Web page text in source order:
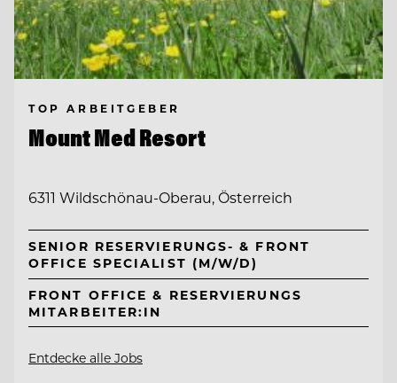
TOP ARBEITGEBER
Mount Med Resort
6311 Wildschönau-Oberau, Österreich
SENIOR RESERVIERUNGS- & FRONT
OFFICE SPECIALIST (M/W/D)
FRONT OFFICE & RESERVIERUNGS
MITARBEITER:IN
Entdecke alle Jobs